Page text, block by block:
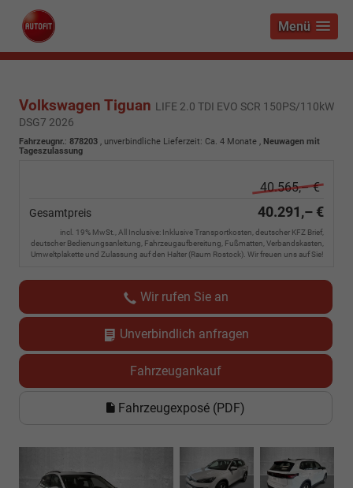
Menü
Volkswagen Tiguan LIFE 2.0 TDI EVO SCR 150PS/110kW
DSG7 2026
Fahrzeugnr.: 878203 , unverbindliche Lieferzeit: Ca. 4 Monate , Neuwagen mit
Tageszulassung
40.565,– €
Gesamtpreis 40.291,– €
incl. 19% MwSt., All Inclusive: Inklusive Transportkosten, deutscher KFZ Brief,
deutscher Bedienungsanleitung, Fahrzeugaufbereitung, Fußmatten, Verbandskasten,
Umweltplakette und Zulassung auf den Halter (Raum Rostock). Wir freuen uns auf Sie!
Wir rufen Sie an
Unverbindlich anfragen
Fahrzeugankauf
Fahrzeugexposé (PDF)